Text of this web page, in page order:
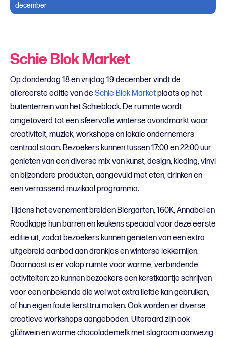
december
Schie Blok Market
Op donderdag 18 en vrijdag 19 december vindt de
allereerste editie van de Schie Blok Marketplaats op het
buitenterrein van het Schieblock. De ruimnte wordt
omgetoverd tot een sfeervolle winterse avondmarkt waar
creativiteit, muziek, workshops en lokale ondernemers
centraal staan. Bezoekers kunnen tussen 17:00 en 22:00 uur
genieten van een diverse mix van kunst, design, kleding, vinyl
en bijzondere producten, aangevuld met eten, drinken en
een verrassend muzikaal programma.
Tijdens het evenement breiden Biergarten, 160K, Annabel en
Roodkapje hun barren en keukens speciaal voor deze eerste
editie uit, zodat bezoekers kunnen genieten van een extra
uitgebreid aanbod aan drankjes en winterse lekkernijen.
Daarnaast is er volop ruimte voor warme, verbindende
activiteiten: zo kunnen bezoekers een kerstkaartje schrijven
voor een onbekende die wel wat extra liefde kan gebruiken,
of hun eigen foute kersttrui maken. Ook worden er diverse
creatieve workshops aangeboden. Uiteraard zijn ook
glühwein en warme chocolademelk met slagroom aanwezig